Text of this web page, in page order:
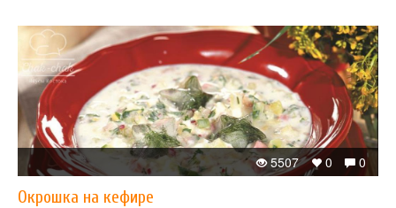
0
0
5507
Окрошка на кефире